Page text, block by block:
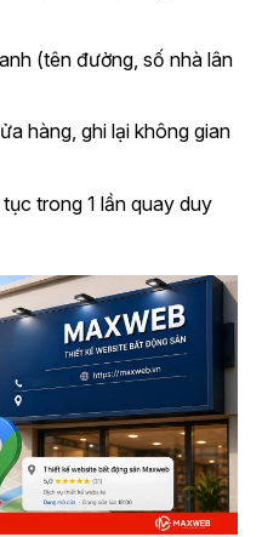
(tên đường, số nhà lân
hàng, ghi lại không gian
trong 1 lần quay duy